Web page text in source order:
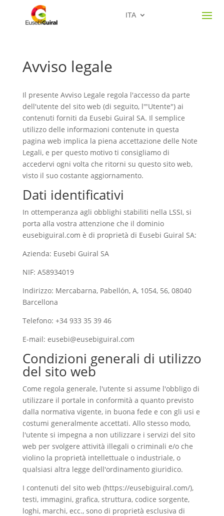
ITA
Avviso legale
Il presente Avviso Legale regola l'accesso da parte
dell'utente del sito web (di seguito, l'"Utente") ai
contenuti forniti da Eusebi Guiral SA. Il semplice
utilizzo delle informazioni contenute in questa
pagina web implica la piena accettazione delle Note
Legali, e per questo motivo ti consigliamo di
accedervi ogni volta che ritorni su questo sito web,
visto il suo costante aggiornamento.
Dati identificativi
In ottemperanza agli obblighi stabiliti nella LSSI, si
porta alla vostra attenzione che il dominio
eusebiguiral.com è di proprietà di Eusebi Guiral SA:
Azienda: Eusebi Guiral SA
NIF: A58934019
Indirizzo: Mercabarna, Pabellón, A, 1054, 56, 08040
Barcellona
Telefono: +34 933 35 39 46
E-mail: eusebi@eusebiguiral.com
Condizioni generali di utilizzo
del sito web
Come regola generale, l'utente si assume l'obbligo di
utilizzare il portale in conformità a quanto previsto
dalla normativa vigente, in buona fede e con gli usi e
costumi generalmente accettati. Allo stesso modo,
l'utente si impegna a non utilizzare i servizi del sito
web per svolgere attività illegali o criminali e/o che
violino la proprietà intellettuale o industriale, o
qualsiasi altra legge dell'ordinamento giuridico.
I contenuti del sito web (https://eusebiguiral.com/),
testi, immagini, grafica, struttura, codice sorgente,
loghi, marchi, ecc., sono di proprietà esclusiva di